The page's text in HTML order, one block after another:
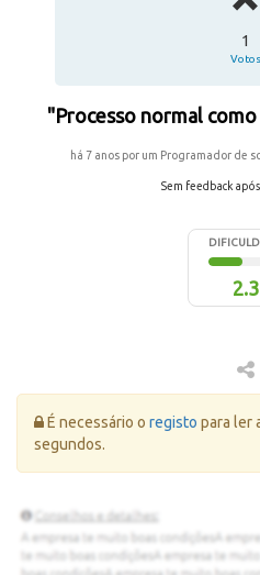
1
Votos
"Processo normal
há 7 anos por um Programador de
Sem feedback
2.3
Erro:
É necessário o registo para ler
segundos.